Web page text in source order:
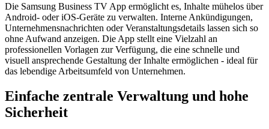
Die Samsung Business TV App ermöglicht es, Inhalte mühelos über
Android- oder iOS-Geräte zu verwalten. Interne Ankündigungen,
Unternehmensnachrichten oder Veranstaltungsdetails lassen sich so
ohne Aufwand anzeigen. Die App stellt eine Vielzahl an
professionellen Vorlagen zur Verfügung, die eine schnelle und
visuell ansprechende Gestaltung der Inhalte ermöglichen - ideal für
das lebendige Arbeitsumfeld von Unternehmen.
Einfache zentrale Verwaltung und hohe
Sicherheit